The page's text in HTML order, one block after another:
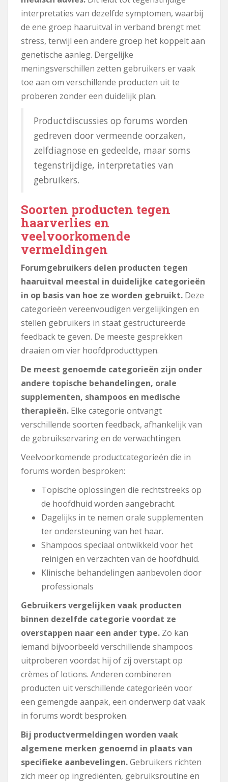
interpretaties van dezelfde symptomen, waarbij
de ene groep haaruitval in verband brengt met
stress, terwijl een andere groep het koppelt aan
genetische aanleg. Dergelijke
meningsverschillen zetten gebruikers er vaak
toe aan om verschillende producten uit te
proberen zonder een duidelijk plan.
Productdiscussies op forums worden
gedreven door vermeende oorzaken,
zelfdiagnose en gedeelde, maar soms
tegenstrijdige, interpretaties van
gebruikers.
Soorten producten tegen
haarverlies en
veelvoorkomende
vermeldingen
Forumgebruikers delen producten tegen
haaruitval meestal in duidelijke categorieën
in op basis van hoe ze worden gebruikt. Deze
categorieën vereenvoudigen vergelijkingen en
stellen gebruikers in staat gestructureerde
feedback te geven. De meeste gesprekken
draaien om vier hoofdproducttypen.
De meest genoemde categorieën zijn onder
andere topische behandelingen, orale
supplementen, shampoos en medische
therapieën. Elke categorie ontvangt
verschillende soorten feedback, afhankelijk van
de gebruikservaring en de verwachtingen.
Veelvoorkomende productcategorieën die in
forums worden besproken:
Topische oplossingen die rechtstreeks op
de hoofdhuid worden aangebracht.
Dagelijks in te nemen orale supplementen
ter ondersteuning van het haar.
Shampoos speciaal ontwikkeld voor het
reinigen en verzachten van de hoofdhuid.
Klinische behandelingen aanbevolen door
professionals
Gebruikers vergelijken vaak producten
binnen dezelfde categorie voordat ze
overstappen naar een ander type. Zo kan
iemand bijvoorbeeld verschillende shampoos
uitproberen voordat hij of zij overstapt op
crèmes of lotions. Anderen combineren
producten uit verschillende categorieën voor
een gemengde aanpak, een onderwerp dat vaak
in forums wordt besproken.
Bij productvermeldingen worden vaak
algemene merken genoemd in plaats van
specifieke aanbevelingen.Gebruikers richten
zich meer op ingrediënten, gebruiksroutine en